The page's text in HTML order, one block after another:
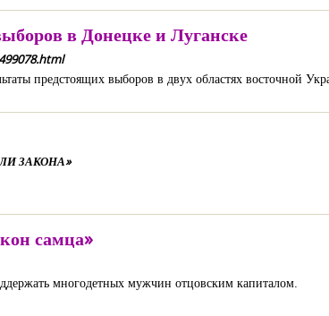
в Донецке и Луганске
предстоящих выборов в двух областях восточной
ЗАКОНА»
самца»
многодетных мужчин отцовским капиталом.